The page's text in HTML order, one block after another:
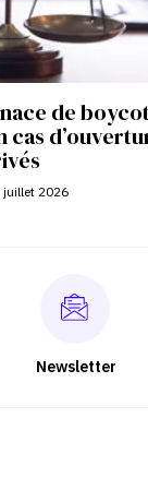
de
juillet 2026
Newsletter